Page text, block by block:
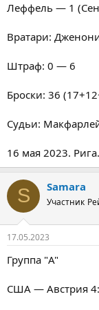
Леффель — 1
Вратари:
Штраф: 0 — 6
Броски: 36
Судьи:
16 мая 2023.
S Samara
Участник
17.05.2023
Группа "A"
США — Австрия